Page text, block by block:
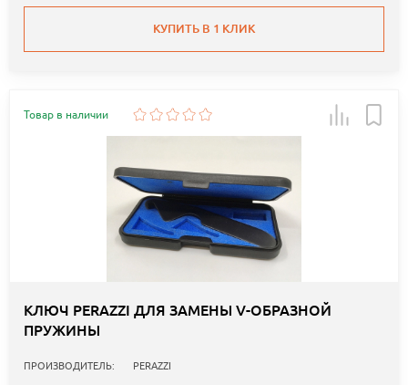
КУПИТЬ В 1 КЛИК
Товар в наличии
КЛЮЧ PERAZZI ДЛЯ ЗАМЕНЫ V-ОБРАЗНОЙ
ПРУЖИНЫ
ПРОИЗВОДИТЕЛЬ: PERAZZI